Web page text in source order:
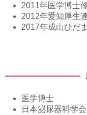
2011年医学博士
2012年愛知厚生
2017年成山ひだ
医学博士
日本泌尿器科学